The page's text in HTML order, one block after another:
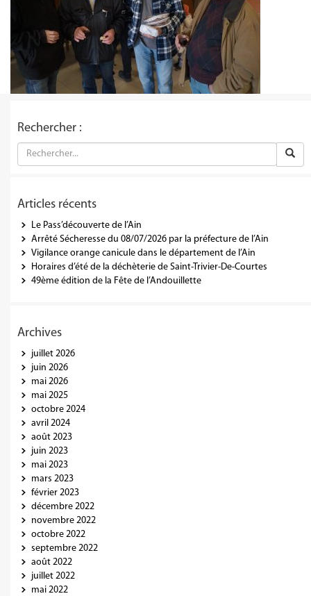
Rechercher :
Articles récents
Le Pass’découverte de l’Ain
Arrêté Sécheresse du 08/07/2026 par la préfecture de l’Ain
Vigilance orange canicule dans le département de l’Ain
Horaires d’été de la déchèterie de Saint-Trivier-De-Courtes
49ème édition de la Fête de l’Andouillette
Archives
juillet 2026
juin 2026
mai 2026
mai 2025
octobre 2024
avril 2024
août 2023
juin 2023
mai 2023
mars 2023
février 2023
décembre 2022
novembre 2022
octobre 2022
septembre 2022
août 2022
juillet 2022
mai 2022